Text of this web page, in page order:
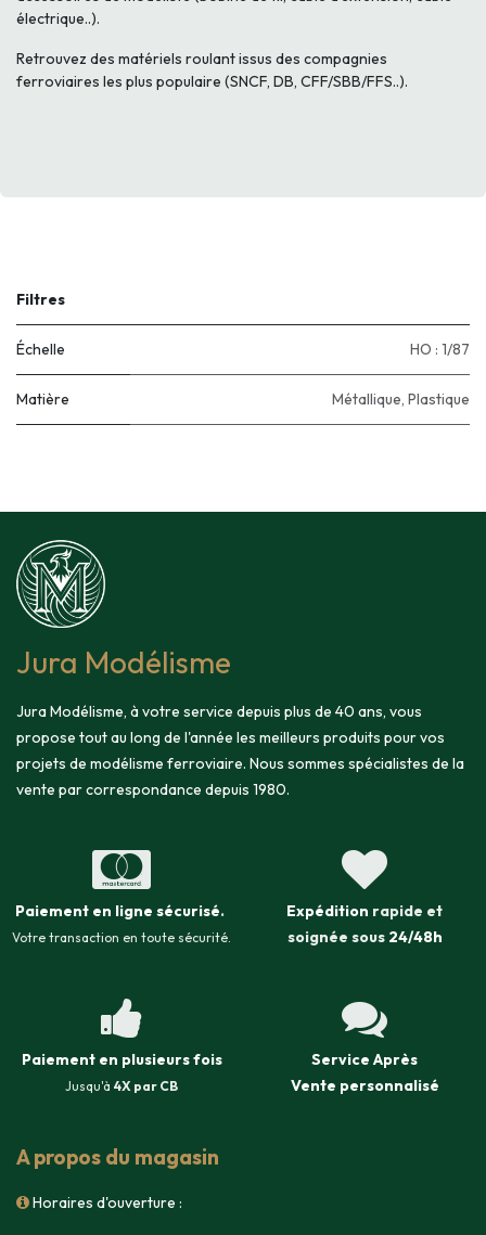
électrique..).
Retrouvez des matériels roulant issus des compagnies
ferroviaires les plus populaire (SNCF, DB, CFF/SBB/FFS..).
Filtres
Échelle HO : 1/87
Matière Métallique, Plastique
Jura Modélisme
Jura Modélisme, à votre service depuis plus de 40 ans, vous
propose tout au long de l'année les meilleurs produits pour vos
projets de modélisme ferroviaire. Nous sommes spécialistes de la
vente par correspondance depuis 1980.
Paiement en ligne sécurisé.
Votre transaction en toute sécurité.
Expédition rapide et
soignée sous 24/48h
Paiement en plusieurs fois
Jusqu'à 4X par CB
Service Après
Vente personnalisé
A propos du magasin
Horaires d'ouverture :